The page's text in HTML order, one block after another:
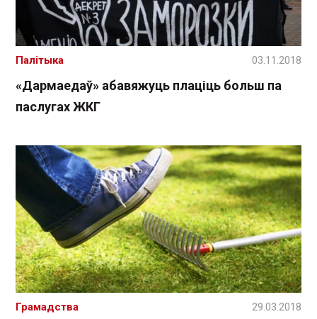
«Дармаедаў» абавяжуць плаціць больш па
паслугах ЖКГ
Палітыка 03.11.2018
Грамадства 29.03.2018